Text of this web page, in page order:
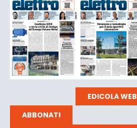
EDICOLA WEB
ABBONATI